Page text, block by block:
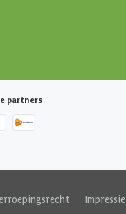
partners
Impressie